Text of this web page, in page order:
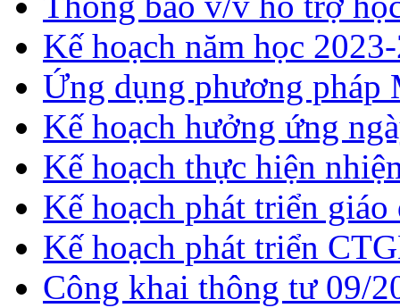
Kế hoạch năm học
Ứng dụng phương pháp
Kế hoạch hưởng ứng
Kế hoạch thực hiện
Kế hoạch phát triển
Kế hoạch phát triển
Công khai thông tư 09/